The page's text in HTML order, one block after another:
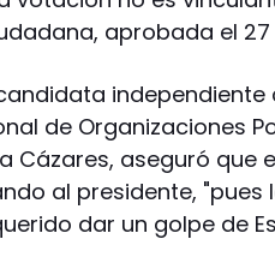
aprobada el
de Organizaciones
Cázares, aseguró que
al presidente, "pues
dar un golpe de